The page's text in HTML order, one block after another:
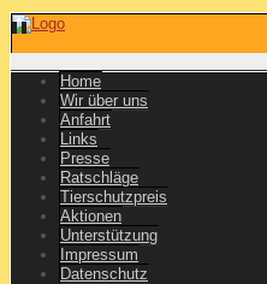
Home
Wir über uns
Anfahrt
Links
Presse
Ratschläge
Tierschutzpreis
Aktionen
Unterstützung
Impressum
Datenschutz